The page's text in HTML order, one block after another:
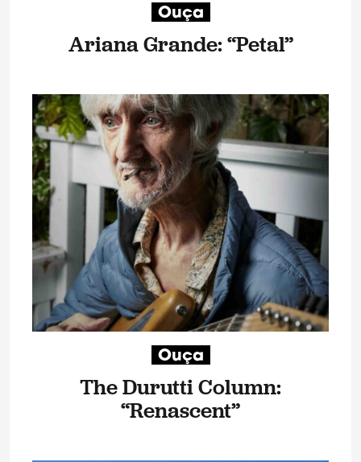
Ouça
Ariana Grande: “Petal”
Ouça
The Durutti Column:
“Renascent”